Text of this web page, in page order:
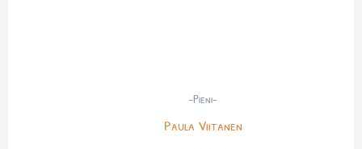
-Pieni-
Paula Viitanen